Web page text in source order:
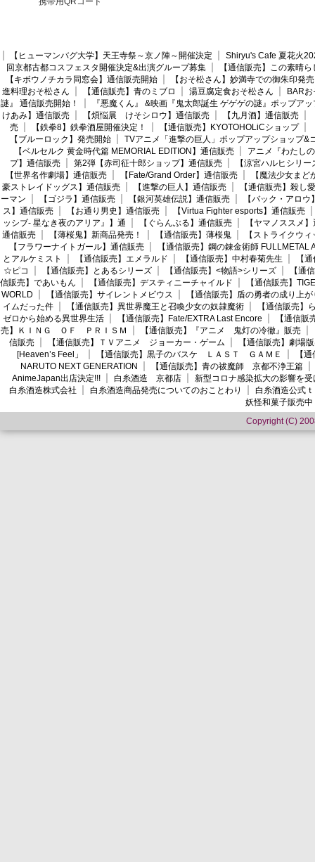
【ヒューマンバグ大学】天王寺祭～京ノ陣～開催決定
Shiryu's Cafe 夏花火
回京都古都コスフェスタ開催決定&出演グループ募集
【通信販売】この素晴
【キボウノチカラ同窓会】通信販売開始
【おそ松さん】妙満寺での御朱印発売
進料理おそ松さん
【通信販売】青のミブロ 湯豆腐定食おそ松さん
BAR
謎』 通信販売開始！
『悪魔くん』 &映画『鬼太郎誕生 ゲゲゲの謎』ポップア
けあみ】通信販売
【煩悩展 けそシロウ】通信販売 【九月酒】通信販売
売
【鉄拳8】鉄拳酒屋開催決定！ 【通信販売】KYOTOHOLiCショップ
【ブルーロック】発売開始
TVアニメ「進撃の巨人」ポップアップショップ&
【ベルセルク 黄金時代篇 MEMORIAL EDITION】通信販売
アニメ『わたし
プ】通信販売
第2弾【赤司征十郎ショップ】通信販売
【涼宮ハルヒシリ
【世界名作劇場】通信販売
【Fate/Grand Order】通信販売
【魔法少女ま
豪ストレイドッグス】通信販売
【進撃の巨人】通信販売
【通信販売】殺し愛
ーマン
【ゴジラ】通信販売 【銀河英雄伝説】通信販売
【バック・アロウ
ス】通信販売
【お通り男史】通信販売
【Virtua Fighter esports】通信販売
ッシブ- 星なき夜のアリア』】通
【ぐらんぶる】通信販売
【ヤマノススメ
通信販売
【薄桜鬼】新商品発売！ 【通信販売】薄桜鬼
【ストライクウ
【フラワーナイトガール】通信販売
【通信販売】鋼の錬金術師 FULLMETAL
とアルケミスト
【通信販売】エメラルド 【通信販売】中村春菊先生
【
☆ピコ
【通信販売】とあるシリーズ 【通信販売】<物語>シリーズ
【通
信販売】であいもん
【通信販売】デスティニーチャイルド
【通信販売】
WORLD
【通信販売】サイレントメビウス
【通信販売】盾の勇者の成り上が
イムだった件
【通信販売】異世界魔王と召喚少女の奴隷魔術
【通信販売】
ゼロから始める異世界生活
【通信販売】Fate/EXTRA Last Encore
【通信
売】ＫＩＮＧ ＯＦ ＰＲＩＳＭ
【通信販売】『アニメ 鬼灯の冷徹』販売
信販売
【通信販売】ＴＶアニメ ジョーカー・ゲーム
【通信販売】劇場
[Heaven’s Feel」
【通信販売】黒子のバスケ ＬＡＳＴ ＧＡＭＥ
【
NARUTO NEXT GENERATION
【通信販売】青の祓魔師 京都不浄王篇
AnimeJapan出店決定!!!
白糸酒造 京都店
新型コロナ感染拡大の影響を
白糸酒造株式会社
白糸酒造商品発売についてのおことわり
白糸酒造公式
妖怪和菓子販売中
Copyright (C)